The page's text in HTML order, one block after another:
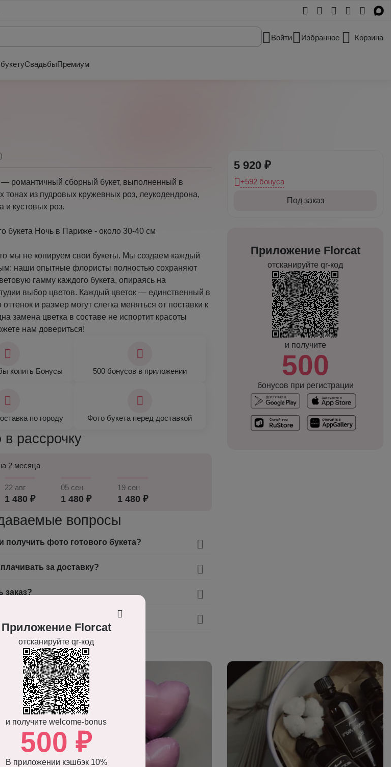
Войти Избранное Корзина
СвадьбыПремиум
романтичный сборный букет, выполненный в
тонах из пудровых кружевных роз, леукодендрона,
и кустовых роз.
букета Ночь в Париже - около 30-40 см
мы не копируем свои букеты. Мы создаем каждый
наши опытные флористы полностью сохраняют
гамму каждого букета, опираясь на
выбор цветов. Каждый цветок — единственный в
и размер могут слегка меняться от поставки к
замена цветка в составе не испортит красоты
нам довериться!
копить Бонусы 500 бонусов в приложении
по городу Фото букета перед доставкой
рассрочку
2 месяца
22 авг
1 480 ₽
05 сен
1 480 ₽
19 сен
1 480 ₽
вопросы
получить фото готового букета?
за доставку?
заказ?
заказ на доставку цветов?
5 920 ₽
+592 бонуса
Под заказ
Приложение Florcat
отсканируйте qr-код
и получите
500
бонусов при регистрации
Приложение Florcat
отсканируйте qr-код
и получите welcome-bonus
500 ₽
В приложении кэшбэк 10%